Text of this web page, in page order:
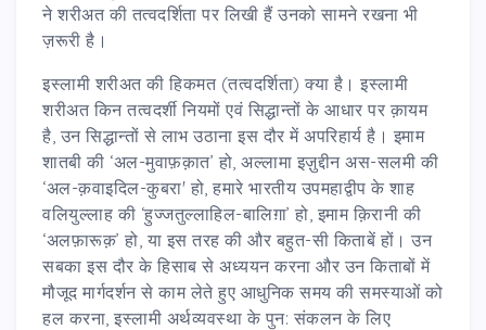
ने शरीअत की तत्वदर्शिता पर लिखी हैं उनको सामने रखना भी
ज़रूरी है।
इस्लामी शरीअत की हिकमत (तत्वदर्शिता) क्या है। इस्लामी
शरीअत किन तत्वदर्शी नियमों एवं सिद्धान्तों के आधार पर क़ायम
है, उन सिद्धान्तों से लाभ उठाना इस दौर में अपरिहार्य है। इमाम
शातबी की ‘अल-मुवाफ़क़ात’ हो, अल्लामा इज़ुद्दीन अस-सलमी की
‘अल-क़वाइदिल-कुबरा' हो, हमारे भारतीय उपमहाद्वीप के शाह
वलियुल्लाह की ‘हुज्जतुल्लाहिल-बालिग़ा’ हो, इमाम क़िरानी की
‘अलफ़ारूक़’ हो, या इस तरह की और बहुत-सी किताबें हों। उन
सबका इस दौर के हिसाब से अध्ययन करना और उन किताबों में
मौजूद मार्गदर्शन से काम लेते हुए आधुनिक समय की समस्याओं को
हल करना, इस्लामी अर्थव्यवस्था के पुन: संकलन के लिए